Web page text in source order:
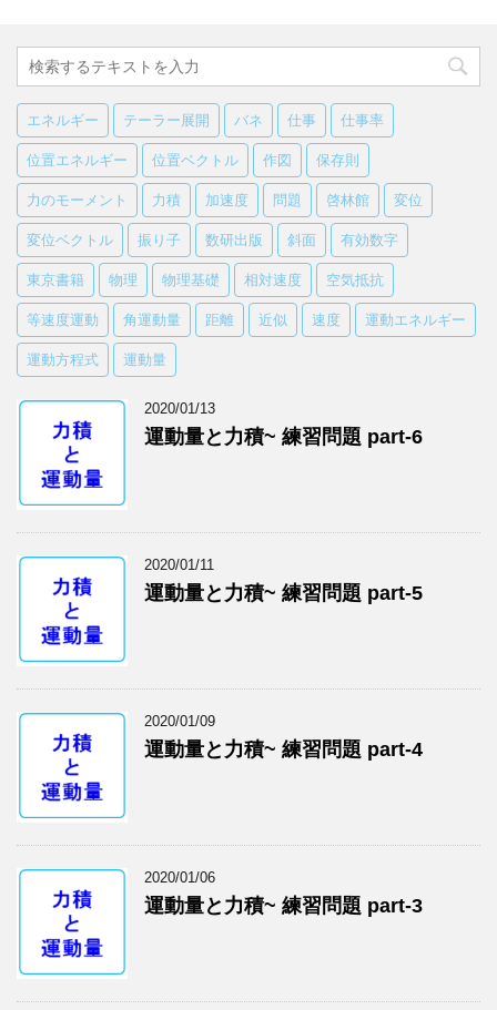
エネルギー テーラー展開 バネ 仕事 仕事率
位置エネルギー 位置ベクトル 作図 保存則
力のモーメント 力積 加速度 問題 啓林館 変位
変位ベクトル 振り子 数研出版 斜面 有効数字
東京書籍 物理 物理基礎 相対速度 空気抵抗
等速度運動 角運動量 距離 近似 速度 運動エネルギー
運動方程式 運動量
2020/01/13
運動量と力積~ 練習問題 part-6
2020/01/11
運動量と力積~ 練習問題 part-5
2020/01/09
運動量と力積~ 練習問題 part-4
2020/01/06
運動量と力積~ 練習問題 part-3